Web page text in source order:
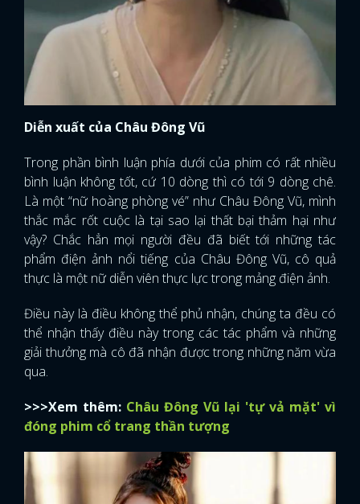
Diễn xuất của Châu Đông Vũ
Trong phần bình luận phía dưới của phim có rất nhiều
bình luận không tốt, cứ 10 dòng thì có tới 9 dòng chê.
Là một “nữ hoàng phòng vé” như Châu Đông Vũ, mình
thắc mắc rốt cuộc là tại sao lại thất bại thảm hại như
vậy? Chắc hẳn mọi người đều đã biết tới những tác
phẩm điện ảnh nổi tiếng của Châu Đông Vũ, cô quả
thực là một nữ diễn viên thực lực trong mảng điện ảnh.
Điều này là điều không thể phủ nhận, chúng ta đều có
thể nhận thấy điều này trong các tác phẩm và những
giải thưởng mà cô đã nhận được trong những năm vừa
qua.
>>>Xem thêm: Châu Đông Vũ lại 'tự vả mặt' vì
đóng phim cổ trang thần tượng